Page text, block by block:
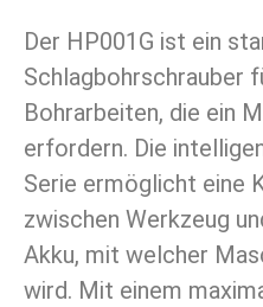
Der HP001G ist ein
Schlagbohrschrauber
Bohrarbeiten, die ein
erfordern. Die
Serie ermöglicht eine
zwischen Werkzeug
Akku, mit welcher
wird. Mit einem